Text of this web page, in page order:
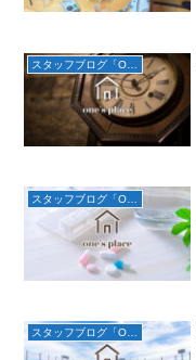
スタッフブログ「One’s placeの日常」
スタッフブログ「One’s placeの日常」
スタッフブログ「One’s placeの日常」